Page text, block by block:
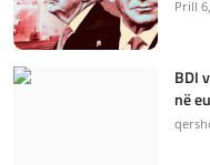
Prill
BDI
në